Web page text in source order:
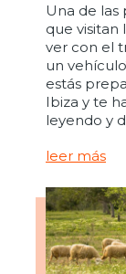
Una de las
que visitan
ver con el
un
estás
Ibiza y te
leyendo y
leer más